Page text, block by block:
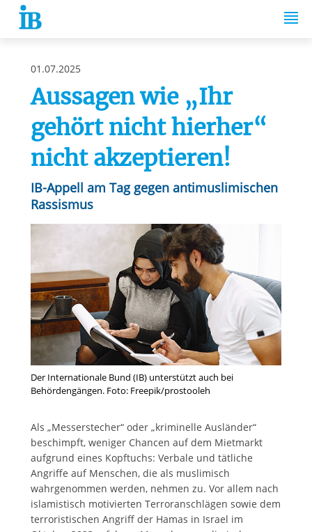
Springe zum Inhalt
01.07.2025
Aussagen wie „Ihr
gehört nicht hierher“
nicht akzeptieren!
IB-Appell am Tag gegen antimuslimischen
Rassismus
Der Internationale Bund (IB) unterstützt auch bei
Behördengängen. Foto: Freepik/prostooleh
Als „Messerstecher“ oder „kriminelle Ausländer“
beschimpft, weniger Chancen auf dem Mietmarkt
aufgrund eines Kopftuchs: Verbale und tätliche
Angriffe auf Menschen, die als muslimisch
wahrgenommen werden, nehmen zu. Vor allem nach
islamistisch motivierten Terroranschlägen sowie dem
terroristischen Angriff der Hamas in Israel im